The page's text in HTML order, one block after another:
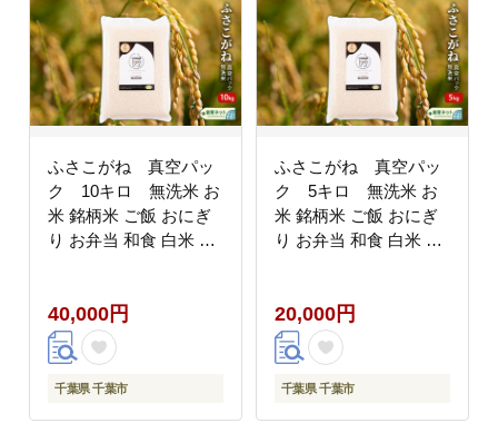
ふさこがね 真空パッ
ク 10キロ 無洗米 お
米 銘柄米 ご飯 おにぎ
り お弁当 和食 白米 精
40,000円
千葉県 千葉市
ふさこがね 真空パッ
ク 5キロ 無洗米 お
米 銘柄米 ご飯 おにぎ
り お弁当 和食 白米 精
20,000円
千葉県 千葉市